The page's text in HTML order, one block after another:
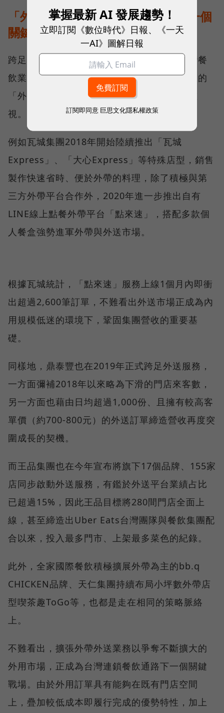
「外用市場」成為連鎖餐飲通路下一個
關鍵戰場
跨足外送與開展以外帶為主的中小型店為台灣餐
飲業近年提升坪效的關鍵策略之一，尤其龐大的
「外用商機」在後疫情消費時代中更加受到重
視。
例如瓦城集團2018年開始陸續推出「瓦城
Express」、「大心Express」等特殊店型，銷售
製作快速省時、便於外帶的料理，除了積極與第
三方外帶平台合作外，2020年進一步推出自有
LINE線上點餐外帶平台「點來速」，搭配多款個
人餐盒強勢進軍外帶與外送市場。
根據瓦城統計，「點來速」服務上線1個月內即衝
出超過2,600筆訂單，不難看出外送市場正成為內
用規模低迷的環境下，鞏固集團營收的重要基
礎。
同樣地，鼎泰豐也在2019年正式跨足外送服務，
一方面彌補2018年以來略為下滑的門店來客數，
另一方面也藉由日均超過1,000份、且擁有較高客
單價（約700-800元）的外送訂單締造營收再度突
圍成長的契機。
而王品集團也在今年宣布將旗下17個品牌、155家
店同步啟動外送服務，有鑑於外送平台業績占比
已超過15%，因此王品目標將280間門店全面上
線，甚至締造出Uber Eats台灣團隊與餐飲集團配
合以來，投入最多門市、上架最多菜色的紀錄。
此外，全家國際餐飲積極擴展外帶為主的bb.q
CHICKEN品牌、天仁集團持續布局小坪數外帶店
型喫茶趣ToGo等，也都是走在相同的策略脈絡
上。
不難看出，擴張外帶外送業務以爭奪不斷擴大的
外用市場，正成為台灣連鎖餐飲通路下一個關鍵
戰場。由於外用訂單具有能夠在既有門店空間
上，疊加較低成本即履行完成的優勢特性，加上
掌握最新 AI 發展趨勢！
立即訂閱《數位時代》日報、《一天
一AI》圖解日報
訂閱即同意 巨思文化隱私權政策